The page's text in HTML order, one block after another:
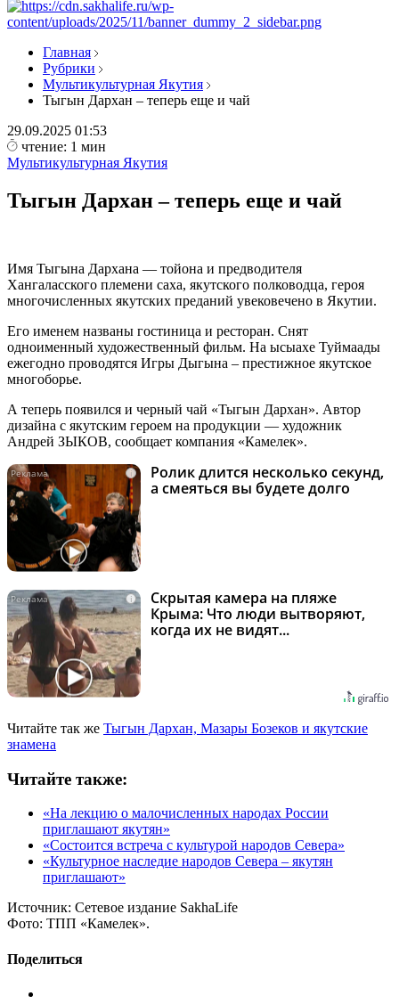
Главная
Рубрики
Мультикультурная Якутия
Тыгын Дархан – теперь еще и чай
29.09.2025 01:53
чтение: 1 мин
Мультикультурная Якутия
Тыгын Дархан – теперь еще и чай
Имя Тыгына Дархана — тойона и предводителя
Хангаласского племени саха, якутского полководца, героя
многочисленных якутских преданий увековечено в Якутии.
Его именем названы гостиница и ресторан. Снят
одноименный художественный фильм. На ысыахе Туймаады
ежегодно проводятся Игры Дыгына – престижное якутское
многоборье.
А теперь появился и черный чай «Тыгын Дархан». Автор
дизайна с якутским героем на продукции — художник
Андрей ЗЫКОВ, сообщает компания «Камелек».
i
Ролик длится несколько секунд,
а смеяться вы будете долго
i
Скрытая камера на пляже
Крыма: Что люди вытворяют,
когда их не видят...
Читайте так же Тыгын Дархан, Мазары Бозеков и якутские
знамена
Читайте также:
«На лекцию о малочисленных народах России
приглашают якутян»
«Состоится встреча с культурой народов Севера»
«Культурное наследие народов Севера – якутян
приглашают»
Источник: Сетевое издание SakhaLife
Фото: ТПП «Камелек».
Поделиться